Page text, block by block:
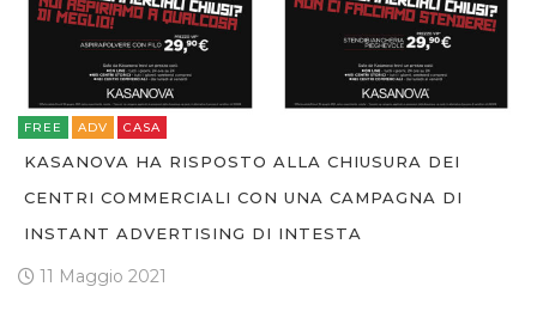
FREE ADV CASA
KASANOVA HA RISPOSTO ALLA CHIUSURA DEI
CENTRI COMMERCIALI CON UNA CAMPAGNA DI
INSTANT ADVERTISING DI INTESTA
11 Maggio 2021